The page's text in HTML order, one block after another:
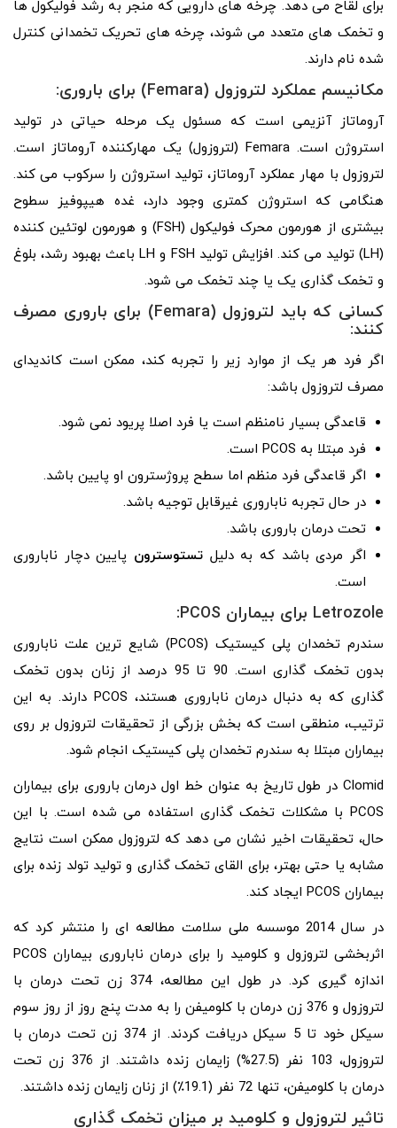
برای لقاح می دهد. چرخه‌ های دارویی که منجر به رشد فولیکول‌ ها
و تخمک‌ های متعدد می‌ شوند، چرخه‌ های تحریک تخمدانی کنترل‌
شده نام دارند.
مکانیسم عملکرد لتروزول (Femara) برای باروری:
آروماتاز آنزیمی است که مسئول یک مرحله حیاتی در تولید
استروژن است. Femara (لتروزول) یک مهارکننده آروماتاز است.
لتروزول با مهار عملکرد آروماتاز، تولید استروژن را سرکوب می کند.
هنگامی که استروژن کمتری وجود دارد، غده هیپوفیز سطوح
بیشتری از هورمون محرک فولیکول (FSH) و هورمون لوتئین کننده
(LH) تولید می کند. افزایش تولید FSH و LH باعث بهبود رشد، بلوغ
و تخمک گذاری یک یا چند تخمک می شود.
کسانی که باید لتروزول (Femara) برای باروری مصرف
کنند:
اگر فرد هر یک از موارد زیر را تجربه کند، ممکن است کاندیدای
مصرف لتروزول باشد:
قاعدگی بسیار نامنظم است یا فرد اصلا پریود نمی شود.
فرد مبتلا به PCOS است.
اگر قاعدگی فرد منظم اما سطح پروژسترون او پایین باشد.
در حال تجربه ناباروری غیرقابل توجیه باشد.
تحت درمان باروری باشد.
اگر مردی باشد که به دلیل تستوسترون پایین دچار ناباروری
است.
Letrozole برای بیماران PCOS:
سندرم تخمدان پلی کیستیک (PCOS) شایع ترین علت ناباروری
بدون تخمک گذاری است. 90 تا 95 درصد از زنان بدون تخمک
گذاری که به دنبال درمان ناباروری هستند، PCOS دارند. به این
ترتیب، منطقی است که بخش بزرگی از تحقیقات لتروزول بر روی
بیماران مبتلا به سندرم تخمدان پلی کیستیک انجام شود.
Clomid در طول تاریخ به عنوان خط اول درمان باروری برای بیماران
PCOS با مشکلات تخمک گذاری استفاده می شده است. با این
حال، تحقیقات اخیر نشان می دهد که لتروزول ممکن است نتایج
مشابه یا حتی بهتر، برای القای تخمک گذاری و تولید تولد زنده برای
بیماران PCOS ایجاد کند.
در سال 2014 موسسه ملی سلامت مطالعه ای را منتشر کرد که
اثربخشی لتروزول و کلومید را برای درمان ناباروری بیماران PCOS
اندازه گیری کرد. در طول این مطالعه، 374 زن تحت درمان با
لتروزول و 376 زن درمان با کلومیفن را به مدت پنج روز از روز سوم
سیکل خود تا 5 سیکل دریافت کردند. از 374 زن تحت درمان با
لتروزول، 103 نفر (27.5%) زایمان زنده داشتند. از 376 زن تحت
درمان با کلومیفن، تنها 72 نفر (19.1٪) از زنان زایمان زنده داشتند.
تاثیر لتروزول و کلومید بر میزان تخمک گذاری